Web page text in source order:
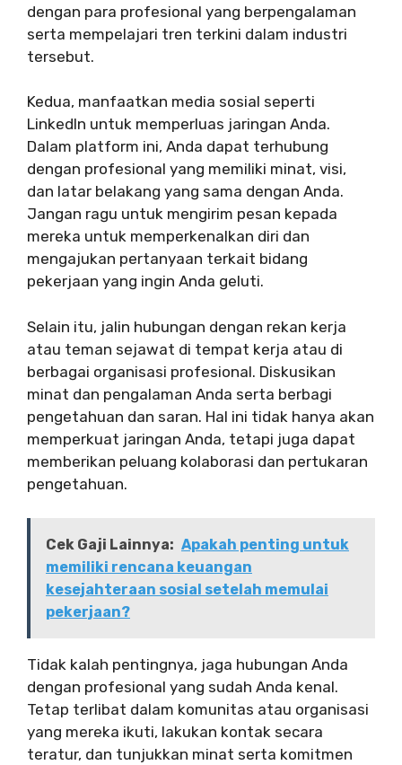
dengan para profesional yang berpengalaman
serta mempelajari tren terkini dalam industri
tersebut.
Kedua, manfaatkan media sosial seperti
LinkedIn untuk memperluas jaringan Anda.
Dalam platform ini, Anda dapat terhubung
dengan profesional yang memiliki minat, visi,
dan latar belakang yang sama dengan Anda.
Jangan ragu untuk mengirim pesan kepada
mereka untuk memperkenalkan diri dan
mengajukan pertanyaan terkait bidang
pekerjaan yang ingin Anda geluti.
Selain itu, jalin hubungan dengan rekan kerja
atau teman sejawat di tempat kerja atau di
berbagai organisasi profesional. Diskusikan
minat dan pengalaman Anda serta berbagi
pengetahuan dan saran. Hal ini tidak hanya akan
memperkuat jaringan Anda, tetapi juga dapat
memberikan peluang kolaborasi dan pertukaran
pengetahuan.
Cek Gaji Lainnya: Apakah penting untuk
memiliki rencana keuangan
kesejahteraan sosial setelah memulai
pekerjaan?
Tidak kalah pentingnya, jaga hubungan Anda
dengan profesional yang sudah Anda kenal.
Tetap terlibat dalam komunitas atau organisasi
yang mereka ikuti, lakukan kontak secara
teratur, dan tunjukkan minat serta komitmen